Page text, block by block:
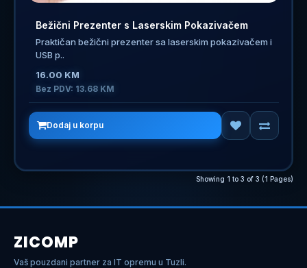
Bežični Prezenter s Laserskim Pokazivačem
Praktičan bežični prezenter sa laserskim pokazivačem i
USB p..
16.00 KM
Bez PDV: 13.68 KM
Dodaj u korpu
Showing 1 to 3 of 3 (1 Pages)
ZICOMP
Vaš pouzdani partner za IT opremu u Tuzli.